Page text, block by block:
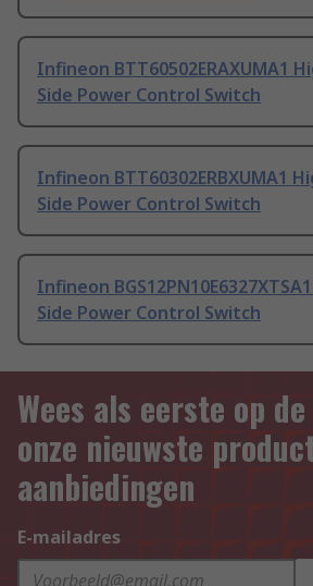
Infineon BTT60502ERAXUMA1
Side Power Control Switch
Infineon BTT60302ERBXUMA1
Side Power Control Switch
Infineon
Side Power Control Switch
Wees als eerste op
onze nieuwste
aanbiedingen
E-mailadres